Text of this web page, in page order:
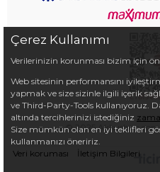
© 2025 Akkushop.com
Çerez Kullanımı
Verilerinizin korunması bizim için
Web sitesinin performansını
yapmak ve size sizinle ilgili içerik
ve Third-Party-Tools kullanıyoruz.
altında tercihlerinizi istediğiniz
Size mümkün olan en iyi teklifleri
kullanmanızı öneririz.
Veri koruması
İletişim Bilgileri